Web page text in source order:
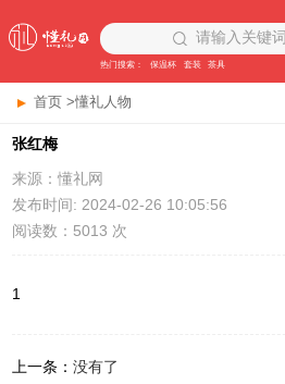
请输入关键词
热门搜索： 保温杯 套装 茶具
首页 >懂礼人物
张红梅
来源：懂礼网
发布时间: 2024-02-26 10:05:56
阅读数：5013 次
1
上一条：没有了